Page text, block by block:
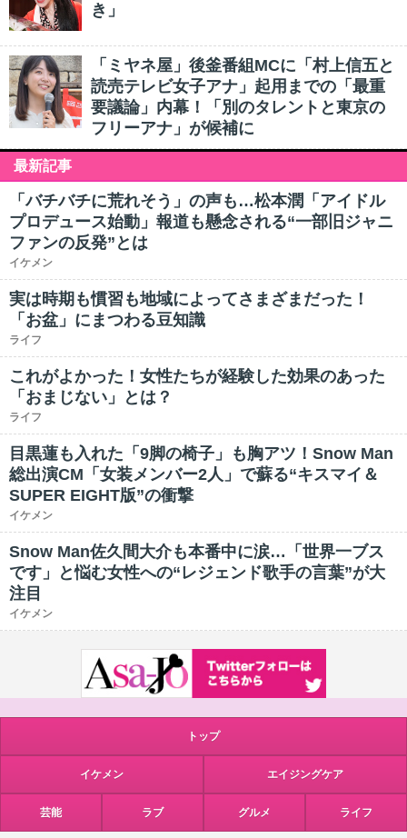
き」
「ミヤネ屋」後釜番組MCに「村上信五と
読売テレビ女子アナ」起用までの「最重
要議論」内幕！「別のタレントと東京の
フリーアナ」が候補に
最新記事
「バチバチに荒れそう」の声も…松本潤「アイドル
プロデュース始動」報道も懸念される“一部旧ジャニ
ファンの反発”とは
イケメン
実は時期も慣習も地域によってさまざまだった！
「お盆」にまつわる豆知識
ライフ
これがよかった！女性たちが経験した効果のあった
「おまじない」とは？
ライフ
目黒蓮も入れた「9脚の椅子」も胸アツ！Snow Man
総出演CM「女装メンバー2人」で蘇る“キスマイ＆
SUPER EIGHT版”の衝撃
イケメン
Snow Man佐久間大介も本番中に涙…「世界一ブス
です」と悩む女性への“レジェンド歌手の言葉”が大
注目
イケメン
トップ
イケメン エイジングケア
芸能 ラブ グルメ ライフ